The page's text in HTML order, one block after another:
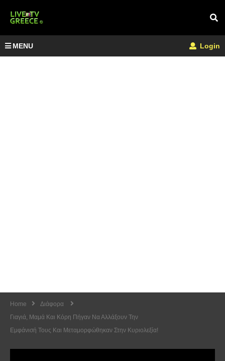
MENU Login
Home
Διάφορα
Γιαγιά, Μαμά Και Κόρη Πήγαν Να Αλλάξουν Την
Εμφάνισή Τους Και Μεταμορφώθηκαν Στην Κυριολεξία!